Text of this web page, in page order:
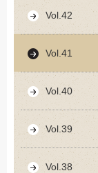
Vol.42
Vol.41
Vol.40
Vol.39
Vol.38